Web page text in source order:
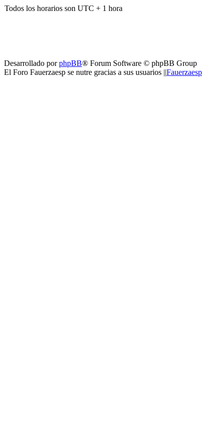
Todos los horarios son UTC + 1 hora
Desarrollado porphpBB® Forum Software © phpBB Group
El Foro Fauerzaesp se nutre gracias a sus usuarios ||Fauerzaesp